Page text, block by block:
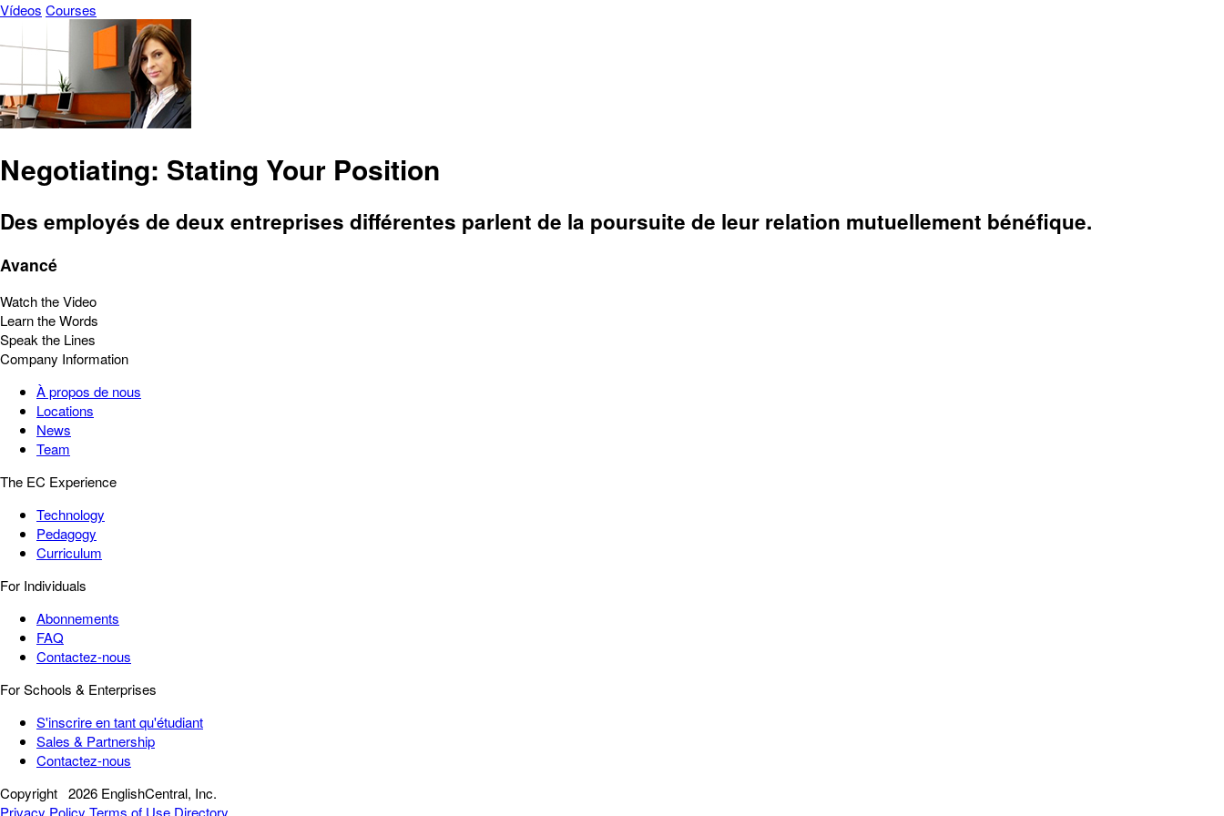
Vídeos Courses
Negotiating: Stating Your Position
Des employés de deux entreprises différentes parlent de la poursuite de leur relation mutuellement bénéfique.
Avancé
Watch the Video
Learn the Words
Speak the Lines
Company Information
À propos de nous
Locations
News
Team
The EC Experience
Technology
Pedagogy
Curriculum
For Individuals
Abonnements
FAQ
Contactez-nous
For Schools & Enterprises
S'inscrire en tant qu'étudiant
Sales & Partnership
Contactez-nous
Copyright 2026 EnglishCentral, Inc.